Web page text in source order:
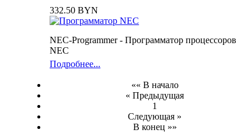
332.50 BYN
NEC-Programmer - Программатор процессоров
NEC
Подробнее...
«« В начало
« Предыдущая
1
Следующая »
В конец »»